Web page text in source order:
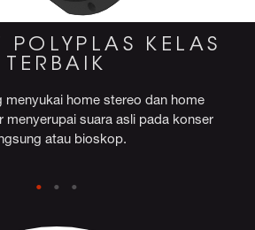
POLYPLAS KELAS
TERBAIK
menyukai home stereo dan home
menyerupai suara asli pada konser
atau bioskop.